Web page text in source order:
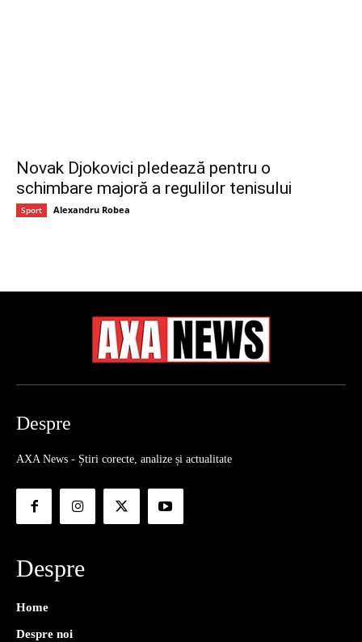
Novak Djokovici pledează pentru o
schimbare majoră a regulilor tenisului
Sport Alexandru Robea
Despre
AXA News - Știri corecte, analize și actualitate
Despre
Home
Despre noi